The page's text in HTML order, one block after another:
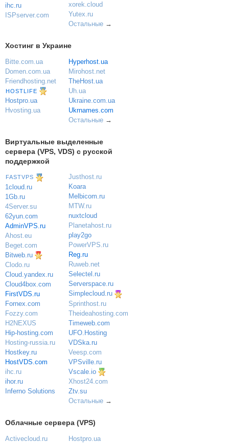
ihc.ru
ISPserver.com
xorek.cloud
Yutex.ru
Остальные→
Хостинг в Украине
Bitte.com.ua
Domen.com.ua
Friendhosting.net
HOSTLIFE
Hostpro.ua
Hvosting.ua
Hyperhost.ua
Mirohost.net
TheHost.ua
Uh.ua
Ukraine.com.ua
Ukrnames.com
Остальные→
Виртуальные выделенные
сервера (VPS, VDS) с русской
поддержкой
FASTVPS
1cloud.ru
1Gb.ru
4Server.su
62yun.com
AdminVPS.ru
Ahost.eu
Beget.com
Bitweb.ru
Clodo.ru
Cloud.yandex.ru
Cloud4box.com
FirstVDS.ru
Fornex.com
Fozzy.com
H2NEXUS
Hip-hosting.com
Hosting-russia.ru
Hostkey.ru
HostVDS.com
ihc.ru
ihor.ru
Inferno Solutions
Justhost.ru
Koara
Melbicom.ru
MTW.ru
nuxtcloud
Planetahost.ru
play2go
PowerVPS.ru
Reg.ru
Ruweb.net
Selectel.ru
Serverspace.ru
Simplecloud.ru
Sprinthost.ru
Theideahosting.com
Timeweb.com
UFO.Hosting
VDSka.ru
Veesp.com
VPSville.ru
Vscale.io
Xhost24.com
Ztv.su
Остальные→
Облачные сервера (VPS)
Activecloud.ru
Hostpro.ua